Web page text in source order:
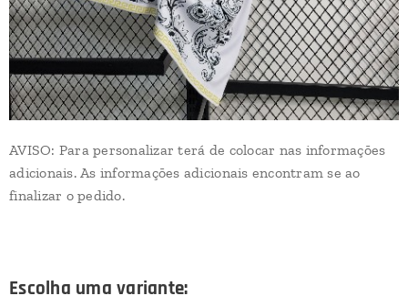
AVISO: Para personalizar terá de colocar nas informações
adicionais. As informações adicionais encontram se ao
finalizar o pedido.
Escolha uma variante: